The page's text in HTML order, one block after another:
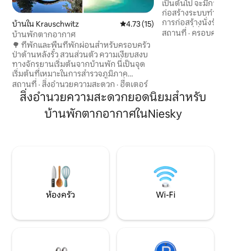
บ้านใน Krauschwitz คะแนนเฉลี่ย 4.73 จาก 5, 15 รีวิว
4.73 (15)
บ้านพักตากอากาศ
🌳 ที่พักและพื้นที่พักผ่อนสำหรับครอบครัว
ป่าด้านหลังรั้ว สวนส่วนตัว ความเงียบสงบ
ทางจักรยานเริ่มต้นจากบ้านพัก นี่เป็นจุด
เริ่มต้นที่เหมาะในการสำรวจภูมิภาค
ชายแดนโปแลนด์-เยอรมนี สถานที่ท่อง
เที่ยวทั้งหมดอยู่ภายในระยะ 5-30 กม. · อุท
ยานมูซาโคฟสกี (ยูเนสโก) – 7 กม. เข้าถึงได้
โดยการเดินเท้าหรือขี่จักรยาน · ทะเลสาบ
สำหรับว่ายน้ำ (เขตทะเลสาบลูจิซ) – 10–15
สถานที่ · สิ่งอำนวยความสะดวก · ฮีตเตอร์
เป็นต้นไป จะมีการ
ก่อสร้างระบบทำ
การก่อสร้างนั่งร้า
เสียดายที่ที่พักของ
พาร์ทเมนท์นี้ได้รั
ใบไม้ผลิปี 2022
สถานที่ · ครอบครัว
สิ่งอำนวยความสะดวกยอดนิยมสำหรับ
บ้านพักตากอากาศในNiesky
ห้องครัว Wi-Fi